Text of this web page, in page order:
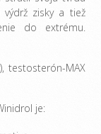
zisky a tiež
do extrému.
testosterón-MAX
je: